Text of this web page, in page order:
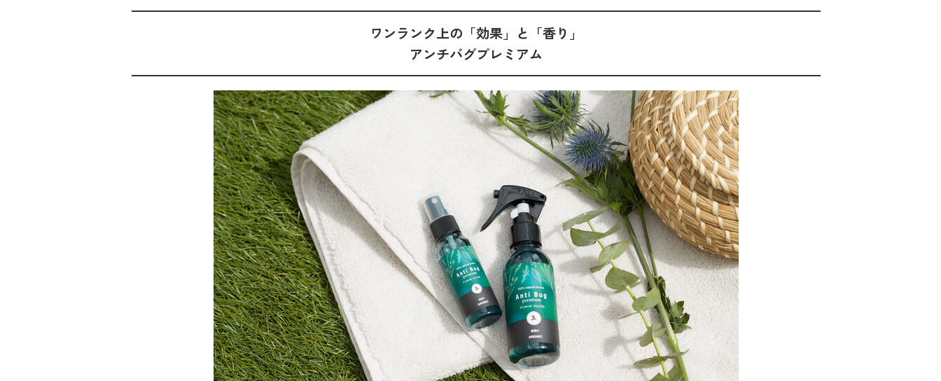
ワンランク上の「効果」と「香り」
アンチバグプレミアム